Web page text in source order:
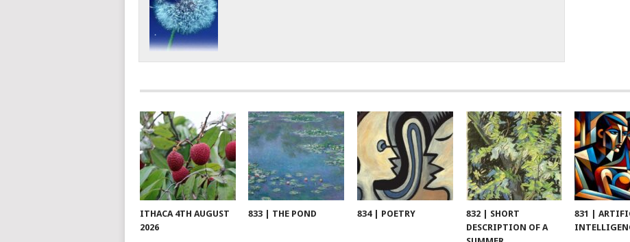
ITHACA 4TH AUGUST
2026
833 | THE POND 834 | POETRY
832 | SHORT
DESCRIPTION OF A
831 |